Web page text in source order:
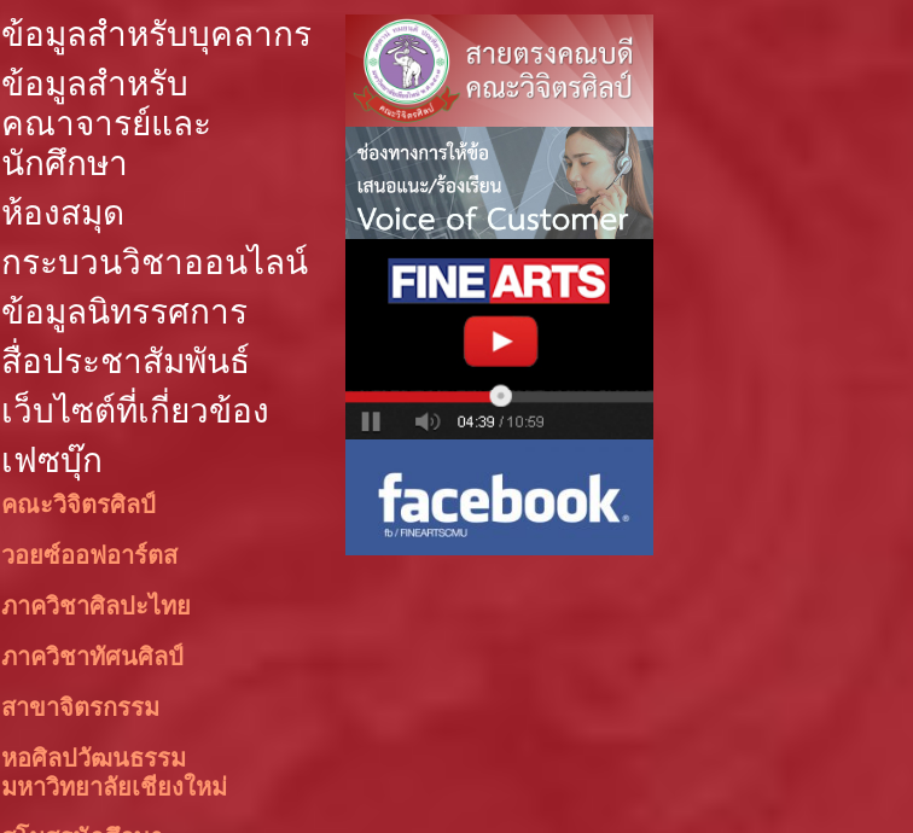
ข้อมูลสำหรับบุคลากร
ข้อมูลสำหรับ
คณาจารย์และ
นักศึกษา
ห้องสมุด
กระบวนวิชาออนไลน์
ข้อมูลนิทรรศการ
สื่อประชาสัมพันธ์
เว็บไซต์ที่เกี่ยวข้อง
เฟซบุ๊ก
คณะวิจิตรศิลป์
วอยซ์ออฟอาร์ตส
ภาควิชาศิลปะไทย
ภาควิชาทัศนศิลป์
สาขาจิตรกรรม
หอศิลปวัฒนธรรม
มหาวิทยาลัยเชียงใหม่